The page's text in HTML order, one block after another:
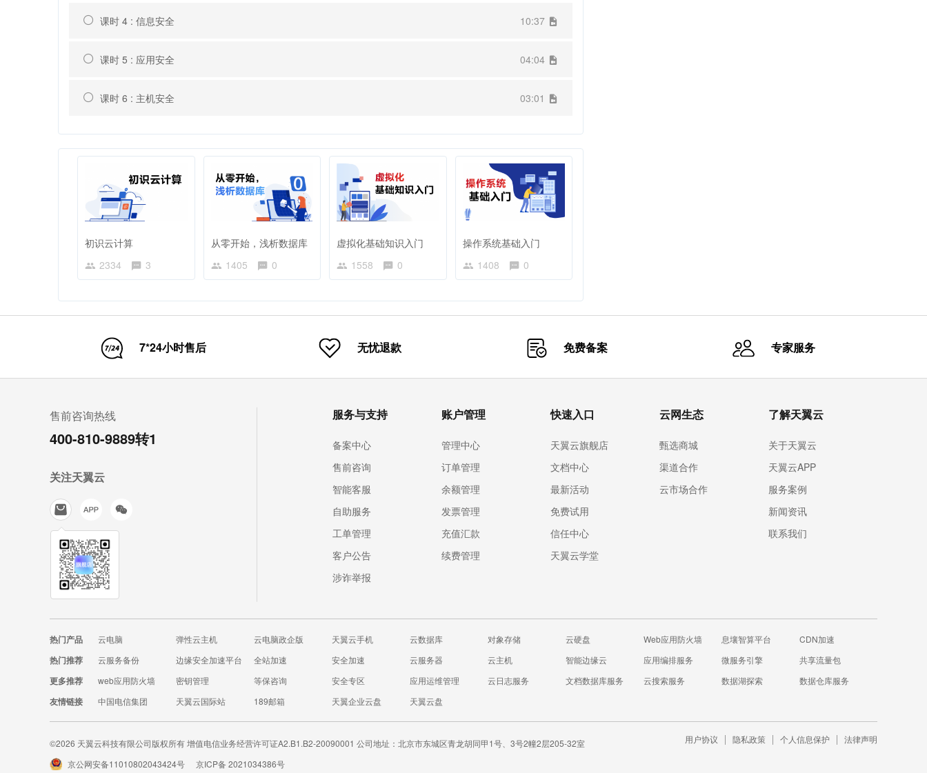
课时 4 : 信息安全 10:37
课时 5 : 应用安全 04:04
课时 6 : 主机安全 03:01
初识云计算
2334
3
从零开始，浅析数据库
1405
0
虚拟化基础知识入门
1558
0
操作系统基础入门
1408
0
7*24小时售后 无忧退款 免费备案 专家服务
售前咨询热线
400-810-9889转1
关注天翼云
服务与支持
备案中心
售前咨询
智能客服
自助服务
工单管理
客户公告
涉诈举报
账户管理
管理中心
订单管理
余额管理
发票管理
充值汇款
续费管理
快速入口
天翼云旗舰店
文档中心
最新活动
免费试用
信任中心
天翼云学堂
云网生态
甄选商城
渠道合作
云市场合作
了解天翼云
关于天翼云
天翼云APP
服务案例
新闻资讯
联系我们
热门产品 云电脑 弹性云主机 云电脑政企版 天翼云手机 云数据库 对象存储 云硬盘 Web应用防火墙 息壤智算平台 CDN加速
热门推荐 云服务备份 边缘安全加速平台 全站加速 安全加速 云服务器 云主机 智能边缘云 应用编排服务 微服务引擎 共享流量包
更多推荐 web应用防火墙 密钥管理 等保咨询 安全专区 应用运维管理 云日志服务 文档数据库服务 云搜索服务 数据湖探索 数据仓库服务
友情链接 中国电信集团 天翼云国际站 189邮箱 天翼企业云盘 天翼云盘
©2026 天翼云科技有限公司版权所有 增值电信业务经营许可证A2.B1.B2-20090001 公司地址：北京市东城区青龙胡同甲1号、3号2幢2层205-32室 用户协议 隐私政策 个人信息保护 法律声明
京公网安备11010802043424号 京ICP备 2021034386号